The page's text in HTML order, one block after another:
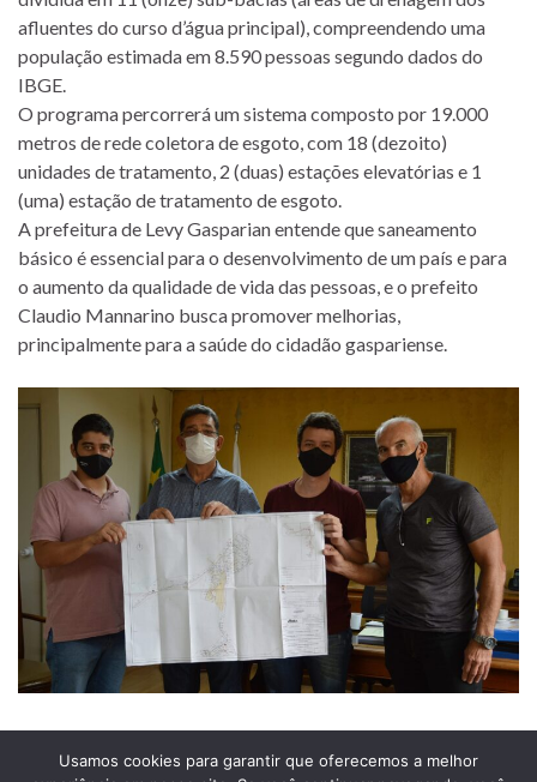
afluentes do curso d’água principal), compreendendo uma
população estimada em 8.590 pessoas segundo dados do
IBGE.
O programa percorrerá um sistema composto por 19.000
metros de rede coletora de esgoto, com 18 (dezoito)
unidades de tratamento, 2 (duas) estações elevatórias e 1
(uma) estação de tratamento de esgoto.
A prefeitura de Levy Gasparian entende que saneamento
básico é essencial para o desenvolvimento de um país e para
o aumento da qualidade de vida das pessoas, e o prefeito
Claudio Mannarino busca promover melhorias,
principalmente para a saúde do cidadão gaspariense.
Usamos cookies para garantir que oferecemos a melhor